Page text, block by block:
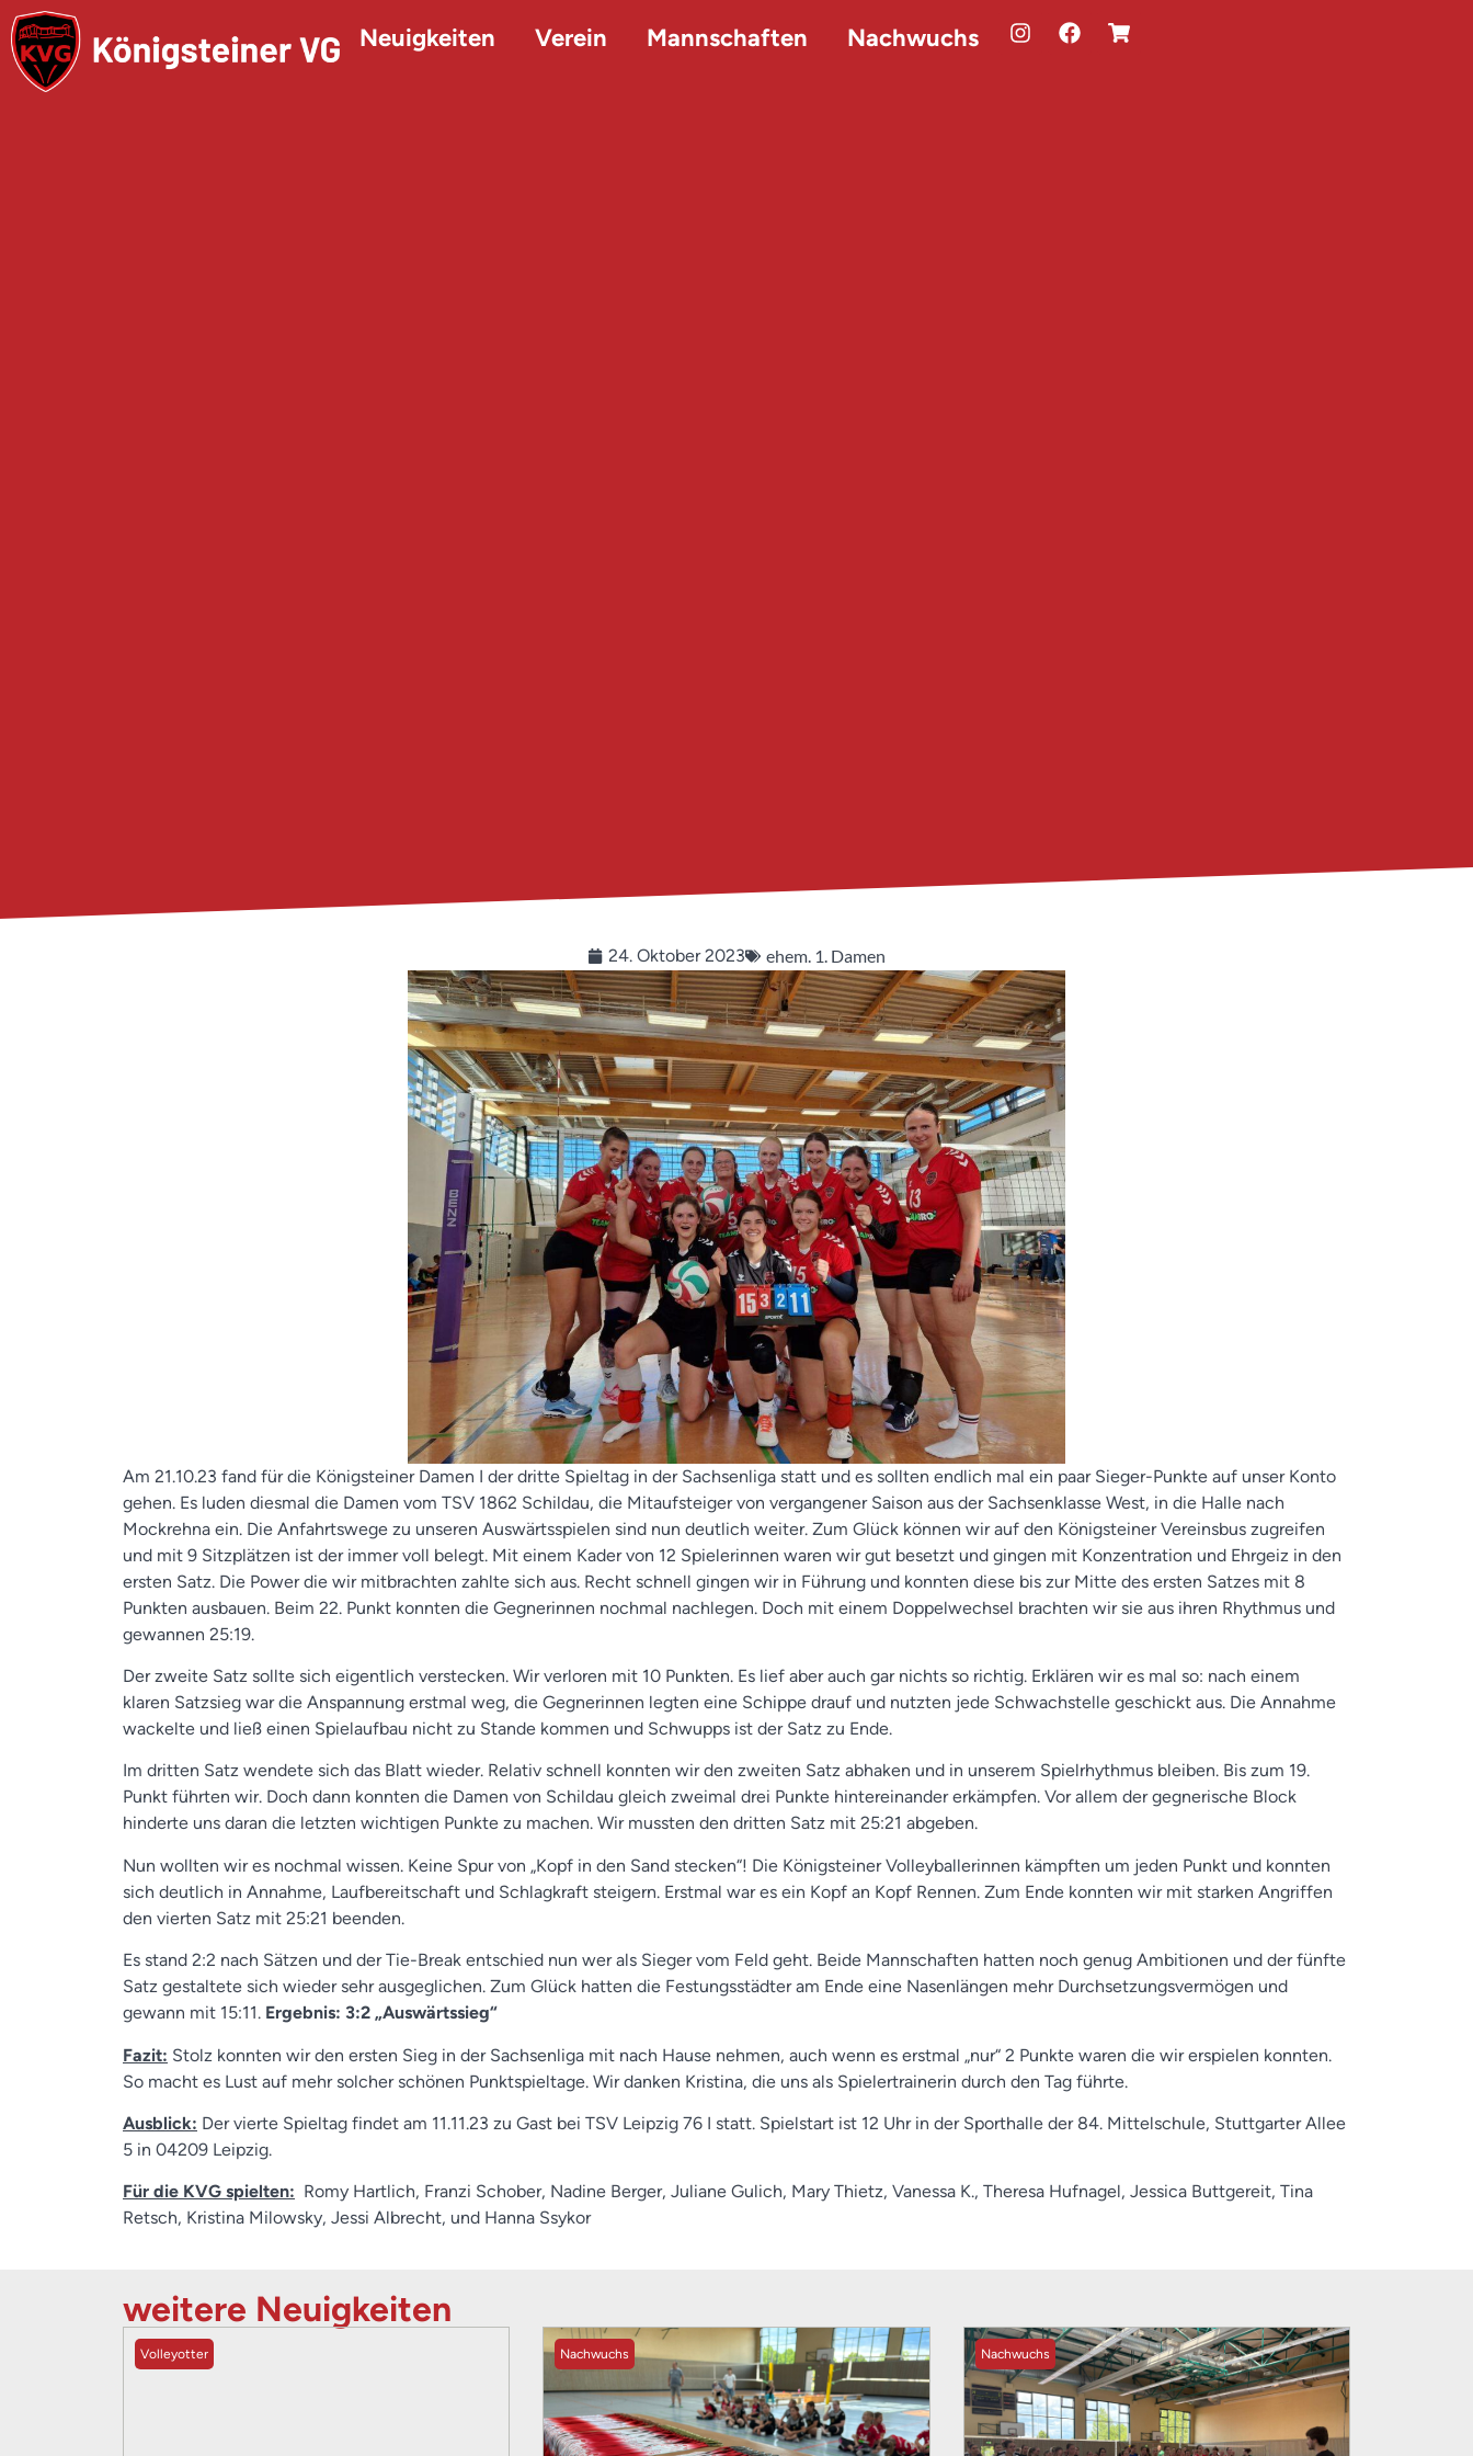
Neuigkeiten Verein Mannschaften Nachwuchs
24. Oktober 2023 ehem. 1. Damen
Am 21.10.23 fand für die Königsteiner Damen I der dritte Spieltag in der Sachsenliga statt und es sollten endlich mal ein paar Sieger-Punkte auf unser Konto
gehen. Es luden diesmal die Damen vom TSV 1862 Schildau, die Mitaufsteiger von vergangener Saison aus der Sachsenklasse West, in die Halle nach
Mockrehna ein. Die Anfahrtswege zu unseren Auswärtsspielen sind nun deutlich weiter. Zum Glück können wir auf den Königsteiner Vereinsbus zugreifen
und mit 9 Sitzplätzen ist der immer voll belegt. Mit einem Kader von 12 Spielerinnen waren wir gut besetzt und gingen mit Konzentration und Ehrgeiz in den
ersten Satz. Die Power die wir mitbrachten zahlte sich aus. Recht schnell gingen wir in Führung und konnten diese bis zur Mitte des ersten Satzes mit 8
Punkten ausbauen. Beim 22. Punkt konnten die Gegnerinnen nochmal nachlegen. Doch mit einem Doppelwechsel brachten wir sie aus ihren Rhythmus und
gewannen 25:19.
Der zweite Satz sollte sich eigentlich verstecken. Wir verloren mit 10 Punkten. Es lief aber auch gar nichts so richtig. Erklären wir es mal so: nach einem
klaren Satzsieg war die Anspannung erstmal weg, die Gegnerinnen legten eine Schippe drauf und nutzten jede Schwachstelle geschickt aus. Die Annahme
wackelte und ließ einen Spielaufbau nicht zu Stande kommen und Schwupps ist der Satz zu Ende.
Im dritten Satz wendete sich das Blatt wieder. Relativ schnell konnten wir den zweiten Satz abhaken und in unserem Spielrhythmus bleiben. Bis zum 19.
Punkt führten wir. Doch dann konnten die Damen von Schildau gleich zweimal drei Punkte hintereinander erkämpfen. Vor allem der gegnerische Block
hinderte uns daran die letzten wichtigen Punkte zu machen. Wir mussten den dritten Satz mit 25:21 abgeben.
Nun wollten wir es nochmal wissen. Keine Spur von „Kopf in den Sand stecken“! Die Königsteiner Volleyballerinnen kämpften um jeden Punkt und konnten
sich deutlich in Annahme, Laufbereitschaft und Schlagkraft steigern. Erstmal war es ein Kopf an Kopf Rennen. Zum Ende konnten wir mit starken Angriffen
den vierten Satz mit 25:21 beenden.
Es stand 2:2 nach Sätzen und der Tie-Break entschied nun wer als Sieger vom Feld geht. Beide Mannschaften hatten noch genug Ambitionen und der fünfte
Satz gestaltete sich wieder sehr ausgeglichen. Zum Glück hatten die Festungsstädter am Ende eine Nasenlängen mehr Durchsetzungsvermögen und
gewann mit 15:11. Ergebnis: 3:2 „Auswärtssieg“
Fazit: Stolz konnten wir den ersten Sieg in der Sachsenliga mit nach Hause nehmen, auch wenn es erstmal „nur“ 2 Punkte waren die wir erspielen konnten.
So macht es Lust auf mehr solcher schönen Punktspieltage. Wir danken Kristina, die uns als Spielertrainerin durch den Tag führte.
Ausblick: Der vierte Spieltag findet am 11.11.23 zu Gast bei TSV Leipzig 76 I statt. Spielstart ist 12 Uhr in der Sporthalle der 84. Mittelschule, Stuttgarter Allee
5 in 04209 Leipzig.
Für die KVG spielten: Romy Hartlich, Franzi Schober, Nadine Berger, Juliane Gulich, Mary Thietz, Vanessa K., Theresa Hufnagel, Jessica Buttgereit, Tina
Retsch, Kristina Milowsky, Jessi Albrecht, und Hanna Ssykor
weitere Neuigkeiten
Volleyotter Nachwuchs Nachwuchs